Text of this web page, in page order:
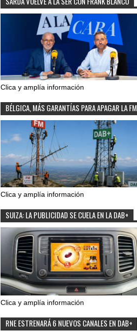
Clica y amplía información
BÉLGICA, MÁS GARANTÍAS PARA APAGAR LA FM
Clica y amplía información
SUIZA: LA PUBLICIDAD SE CUELA EN LA DAB+
Clica y amplía información
RNE ESTRENARÁ 6 NUEVOS CANALES EN DAB+